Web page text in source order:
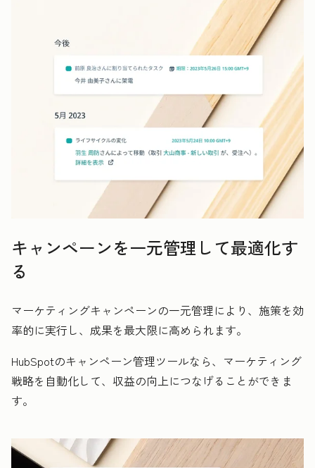
キャンペーンを一元管理して最適化す
る
マーケティングキャンペーンの一元管理により、施策を効
率的に実行し、成果を最大限に高められます。
HubSpotのキャンペーン管理ツールなら、マーケティング
戦略を自動化して、収益の向上につなげることができま
す。